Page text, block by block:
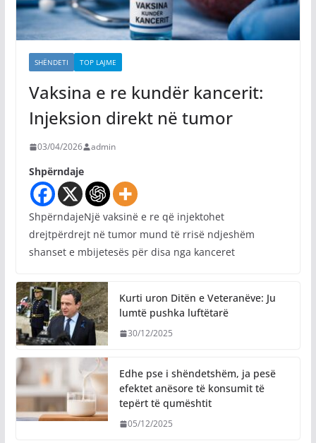
SHËNDETI TOP LAJME
Vaksina e re kundër kancerit:
Injeksion direkt në tumor
03/04/2026 admin
Shpërndaje
ShpërndajeNjë vaksinë e re që injektohet
drejtpërdrejt në tumor mund të rrisë ndjeshëm
shanset e mbijetesës për disa nga kanceret
Kurti uron Ditën e Veteranëve: Ju
lumtë pushka luftëtarë
30/12/2025
Edhe pse i shëndetshëm, ja pesë
efektet anësore të konsumit të
tepërt të qumështit
05/12/2025